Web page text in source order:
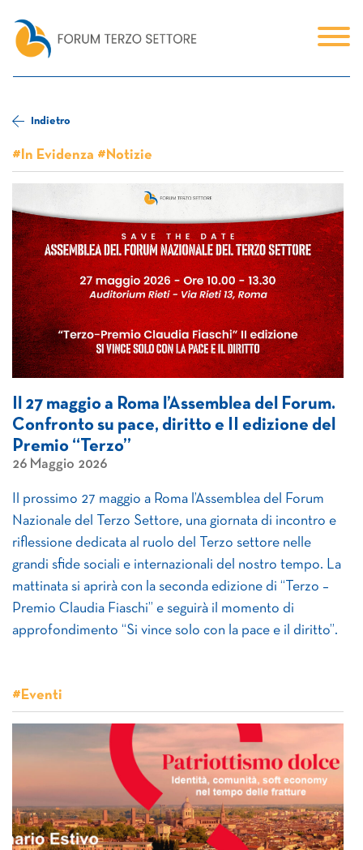
Indietro
#In Evidenza #Notizie
Il 27 maggio a Roma l’Assemblea del Forum.
Confronto su pace, diritto e II edizione del
Premio “Terzo”
26 Maggio 2026
Il prossimo 27 maggio a Roma l’Assemblea del Forum
Nazionale del Terzo Settore, una giornata di incontro e
riflessione dedicata al ruolo del Terzo settore nelle
grandi sfide sociali e internazionali del nostro tempo. La
mattinata si aprirà con la seconda edizione di “Terzo –
Premio Claudia Fiaschi” e seguirà il momento di
approfondimento “Si vince solo con la pace e il diritto”.
#Eventi